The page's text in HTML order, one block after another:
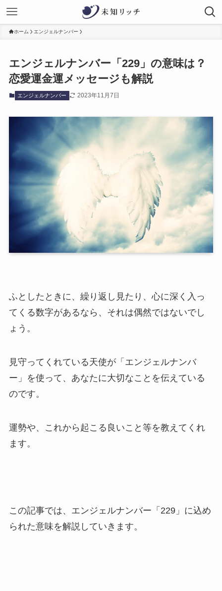
ホーム エンジェルナンバー
エンジェルナンバー「229」の意味は？
恋愛運金運メッセージも解説
エンジェルナンバー 2023年11月7日
ふとしたときに、繰り返し見たり、心に深く入っ
てくる数字があるなら、それは偶然ではないでし
ょう。
見守ってくれている天使が「エンジェルナンバ
ー」を使って、あなたに大切なことを伝えている
のです。
運勢や、これから起こる良いこと等を教えてくれ
ます。
この記事では、エンジェルナンバー「229」に込め
られた意味を解説していきます。